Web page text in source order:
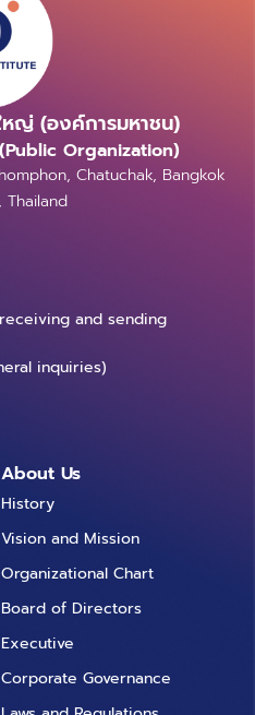
ญ่ (องค์การมหาชน)
Organization)
Chatuchak, Bangkok
Thailand
and sending
inquiries)
About Us
History
Vision and Mission
Organizational Chart
Board of Directors
Executive
Corporate Governance